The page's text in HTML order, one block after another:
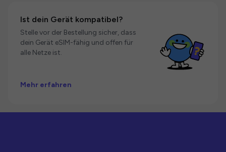
Ist dein Gerät kompatibel?
Stelle vor der Bestellung sicher, dass
dein Gerät eSIM-fähig und offen für
alle Netze ist.
Mehr erfahren